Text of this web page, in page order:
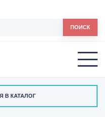
ПОИСК
В КАТАЛОГ